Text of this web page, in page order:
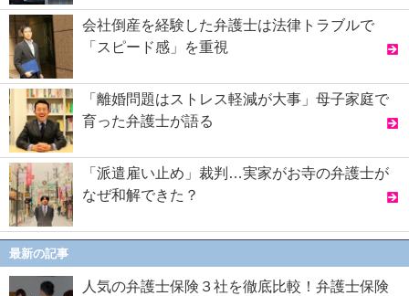
会社倒産を経験した弁護士は法律トラブルで
「スピード感」を重視
「離婚問題はストレス軽減が大事」母子家庭で
育った弁護士が語る
「派遣雇い止め」裁判…実家がお寺の弁護士が
なぜ和解できた？
最新の記事
人気の弁護士保険３社を徹底比較！弁護士保険